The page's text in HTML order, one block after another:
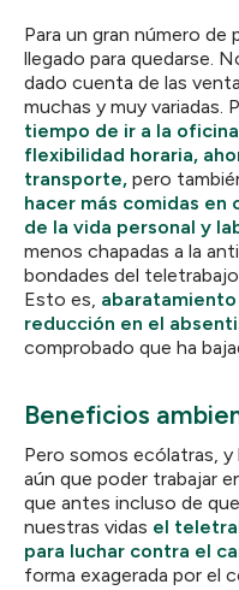
Para un gran número
llegado para quedarse.
dado cuenta de las
muchas y muy variadas.
tiempo de ir a la oficina
flexibilidad horaria,
transporte, pero
hacer más comidas en
de la vida personal y
menos chapadas a la
bondades del
Esto es,
reducción en el
comprobado que ha
Beneficios
Pero somos ecólatras, y
aún que poder trabajar
que antes incluso de
nuestras vidas el
para luchar contra el
forma exagerada por el